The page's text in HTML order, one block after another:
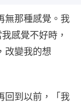
無那種感覺。我
感覺不好時，
改變我的想
回到以前，「我